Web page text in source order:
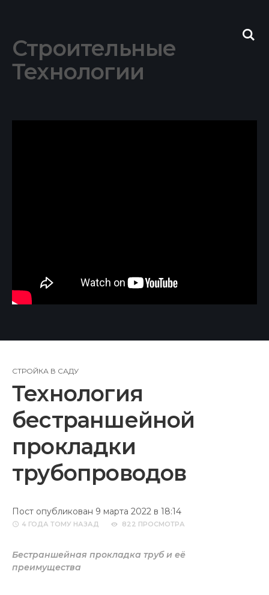
Строительные
Технологии
СТРОЙКА В САДУ
Технология
бестраншейной
прокладки
трубопроводов
Пост опубликован 9 марта 2022 в 18:14
4 ГОДА ТОМУ НАЗАД 822 ПРОСМОТРА
Бестраншейная прокладка труб и её
преимущества